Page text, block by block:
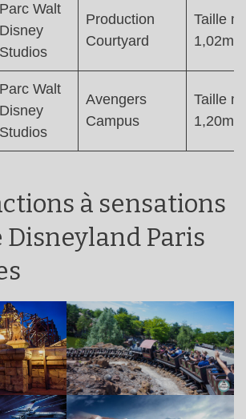
Parc Walt
Disney
Studios
Production
Courtyard
Taille
1,02m
Parc Walt
Disney
Studios
Avengers
Campus
Taille
1,20m
à sensations
Disneyland Paris